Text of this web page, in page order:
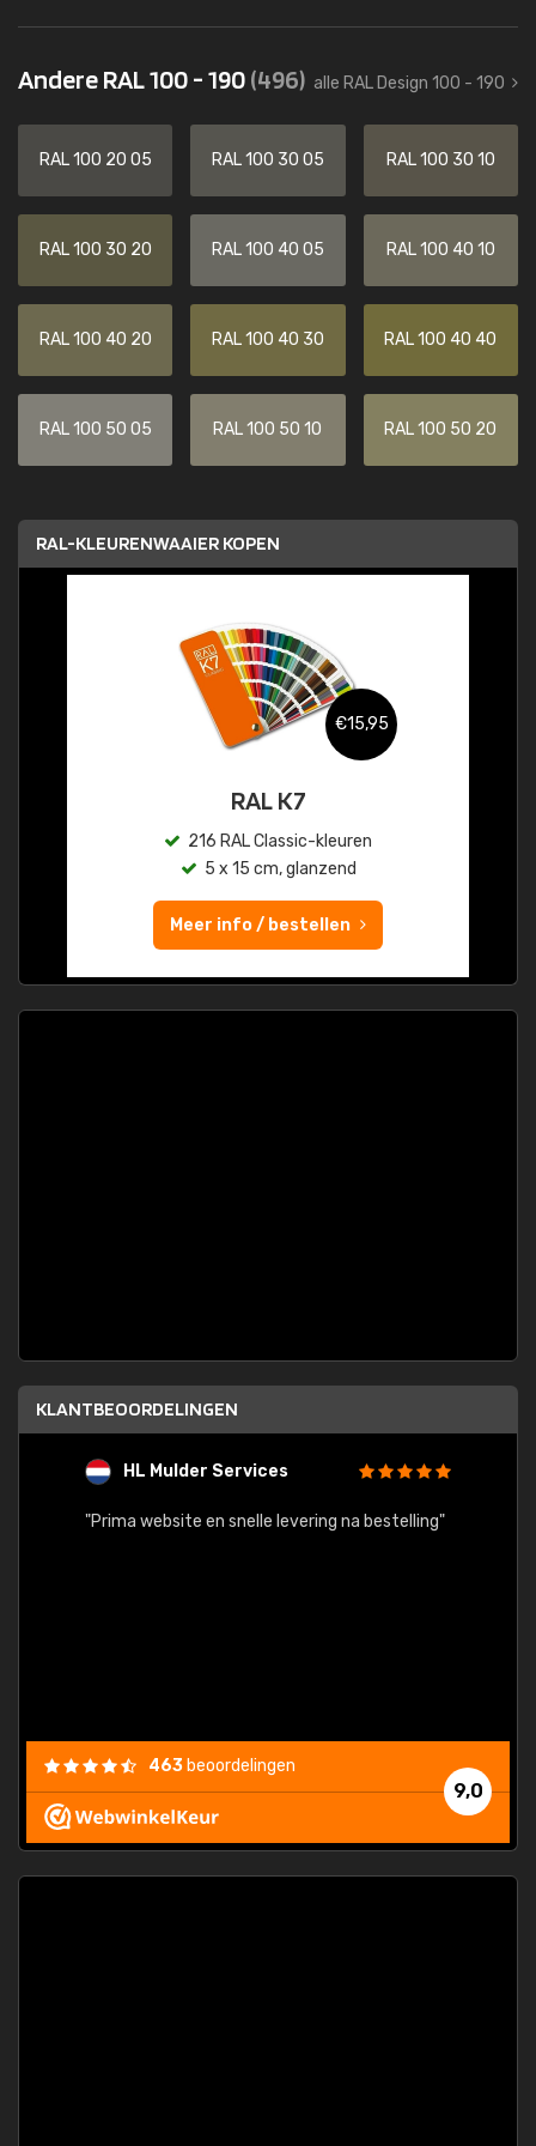
Andere RAL 100 - 190(496) alle RAL Design 100 - 190
RAL 100 20 05 RAL 100 30 05 RAL 100 30 10
RAL 100 30 20 RAL 100 40 05 RAL 100 40 10
RAL 100 40 20 RAL 100 40 30 RAL 100 40 40
RAL 100 50 05 RAL 100 50 10 RAL 100 50 20
RAL-KLEURENWAAIER KOPEN
€15,95
RAL K7
216 RAL Classic-kleuren
5 x 15 cm, glanzend
Meer info / bestellen
KLANTBEOORDELINGEN
HL Mulder Services
"Prima website en snelle levering na bestelling"
9,0
463 beoordelingen